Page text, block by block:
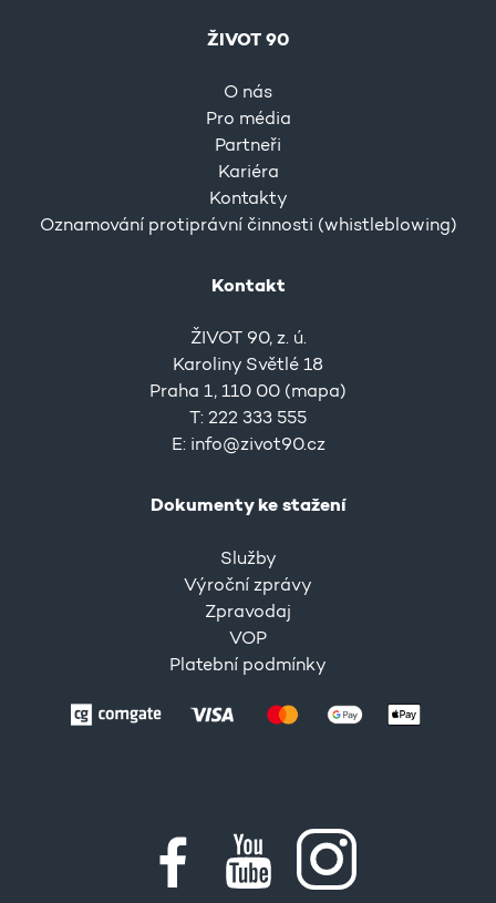
ŽIVOT 90
O nás
Pro média
Partneři
Kariéra
Kontakty
Oznamování protiprávní činnosti (whistleblowing)
Kontakt
ŽIVOT 90, z. ú.
Karoliny Světlé 18
Praha 1, 110 00 (mapa)
T: 222 333 555
E: info@zivot90.cz
Dokumenty ke stažení
Služby
Výroční zprávy
Zpravodaj
VOP
Platební podmínky